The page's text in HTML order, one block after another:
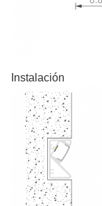
Instalación